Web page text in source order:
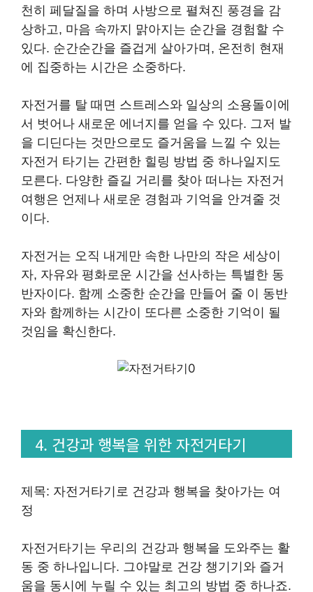
천히 페달질을 하며 사방으로 펼쳐진 풍경을 감
상하고, 마음 속까지 맑아지는 순간을 경험할 수
있다. 순간순간을 즐겁게 살아가며, 온전히 현재
에 집중하는 시간은 소중하다.
자전거를 탈 때면 스트레스와 일상의 소용돌이에
서 벗어나 새로운 에너지를 얻을 수 있다. 그저 발
을 디딘다는 것만으로도 즐거움을 느낄 수 있는
자전거 타기는 간편한 힐링 방법 중 하나일지도
모른다. 다양한 즐길 거리를 찾아 떠나는 자전거
여행은 언제나 새로운 경험과 기억을 안겨줄 것
이다.
자전거는 오직 내게만 속한 나만의 작은 세상이
자, 자유와 평화로운 시간을 선사하는 특별한 동
반자이다. 함께 소중한 순간을 만들어 줄 이 동반
자와 함께하는 시간이 또다른 소중한 기억이 될
것임을 확신한다.
4. 건강과 행복을 위한 자전거타기
제목: 자전거타기로 건강과 행복을 찾아가는 여
정
자전거타기는 우리의 건강과 행복을 도와주는 활
동 중 하나입니다. 그야말로 건강 챙기기와 즐거
움을 동시에 누릴 수 있는 최고의 방법 중 하나죠.